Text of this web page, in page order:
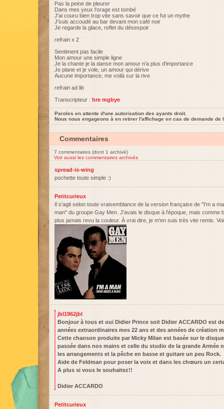
Pas la peine de pleurer
Dans mes yeux l'orage est tombé
J'ai couru bien trop vite sans savoir que ce fut un mythe
J'suis accoudé au bar devant mon café noir
Je regarde la glace, reflet du désespoir
refrain x 2
Sentiment pas facile
Mon amour une simple ligne
Je la chante je la danse mon amour n'a plus d'importance
Je plane et je vole, un amour qui dérive
Aucune importance, me voilà sur la rive
refrain ad lib
Transcripteur : hre mgbye
Paroles en attente d'une autorisation des ayants droit.
Nous nous engageons à en retirer l'affichage en cas de demande de
Commentaires
7 commentaires (dont 1 archivé)
Voir aussi les commentaires archivés
spread-is-wing
pochette toute simple :)
Petitcurieux
Il s'agit selon toute vraisemblance de la version française de "I'm a
man" du groupe Gay Men. J'avais le disque à l'époque, mais comme
plus jamais revu la couleur. À vrai dire, je m'en suis très vite remis.
jbl1962jbl
Bonjour à tous et oui Didier Prince soit Didier ACCARDO est
années extraordinaires mes 22 ans et des années de création
Cette chanson produite par Micky Milan est basée sur le
passée dans nos mains et celle du studio de la grande Armée
les arrangements et la pêche en basse et guitare un peu Rock.
Aide de Feldman pour poser la voix et dans les chœurs un
A plus si vous le souhaitez!!
Didier ACCARDO
Petitcurieux